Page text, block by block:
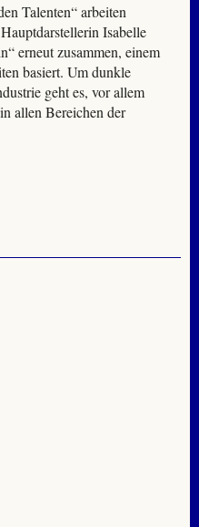
Talenten“ arbeiten
Isabelle
erneut zusammen, einem
basiert. Um dunkle
geht es, vor allem
allen Bereichen der